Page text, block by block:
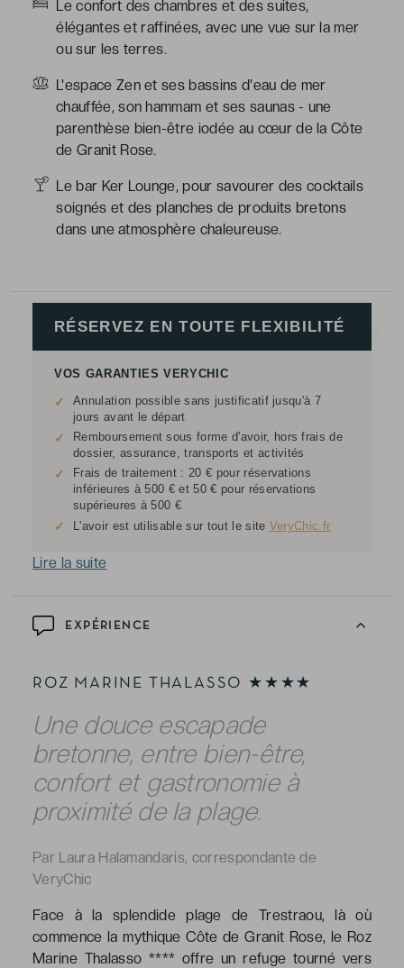
Le confort des chambres et des suites,
élégantes et raffinées, avec une vue sur la mer
ou sur les terres.
L'espace Zen et ses bassins d'eau de mer
chauffée, son hammam et ses saunas - une
parenthèse bien-être iodée au cœur de la Côte
de Granit Rose.
Le bar Ker Lounge, pour savourer des cocktails
soignés et des planches de produits bretons
dans une atmosphère chaleureuse.
EXPÉRIENCE
ROZ MARINE THALASSO ★★★★
Une douce escapade
bretonne, entre bien-être,
confort et gastronomie à
proximité de la plage.
Par Laura Halamandaris, correspondante de
VeryChic
Face à la splendide plage de Trestraou, là où
commence la mythique Côte de Granit Rose, le Roz
Marine Thalasso **** offre un refuge tourné vers
RÉSERVEZ EN TOUTE FLEXIBILITÉ
VOS GARANTIES VERYCHIC
✓
Annulation possible sans justificatif jusqu'à 7
jours avant le départ
✓
Remboursement sous forme d'avoir, hors frais de
dossier, assurance, transports et activités
✓
Frais de traitement : 20 € pour réservations
inférieures à 500 € et 50 € pour réservations
supérieures à 500 €
✓ L'avoir est utilisable sur tout le site VeryChic.fr
Lire la suite